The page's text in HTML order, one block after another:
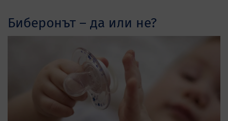
Биберонът – да или не?